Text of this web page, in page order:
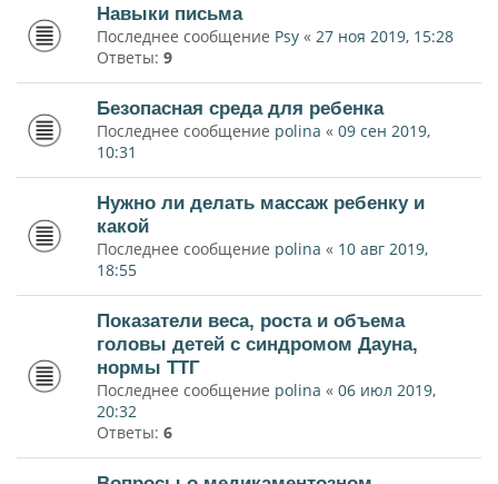
Навыки письма
Последнее сообщение Psy « 27 ноя 2019, 15:28
Ответы: 9
Безопасная среда для ребенка
Последнее сообщение polina « 09 сен 2019,
10:31
Нужно ли делать массаж ребенку и
какой
Последнее сообщение polina « 10 авг 2019,
18:55
Показатели веса, роста и объема
головы детей с синдромом Дауна,
нормы ТТГ
Последнее сообщение polina « 06 июл 2019,
20:32
Ответы: 6